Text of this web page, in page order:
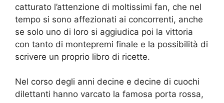
catturato l’attenzione di moltissimi fan, che nel
tempo si sono affezionati ai concorrenti, anche
se solo uno di loro si aggiudica poi la vittoria
con tanto di montepremi finale e la possibilità di
scrivere un proprio libro di ricette.
Nel corso degli anni decine e decine di cuochi
dilettanti hanno varcato la famosa porta rossa,